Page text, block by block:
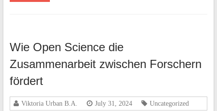
Wie Open Science die
Zusammenarbeit zwischen Forschern
fördert
Viktoria Urban B.A. July 31, 2024 Uncategorized